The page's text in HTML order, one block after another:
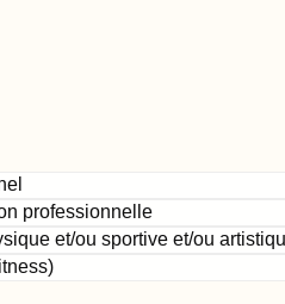
professionnelle
et/ou sportive et/ou